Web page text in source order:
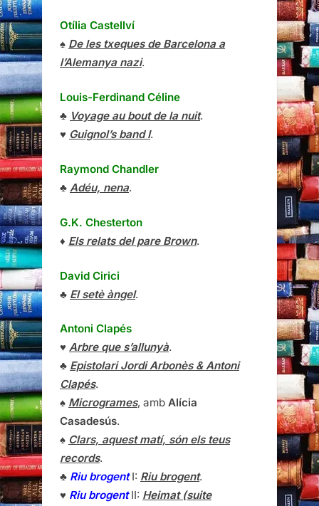
Otília Castellví
♠ De les txeques de Barcelona a
l’Alemanya nazi.
Louis-Ferdinand Céline
♣ Voyage au bout de la nuit.
♥ Guignol’s band I.
Raymond Chandler
♣ Adéu, nena.
G.K. Chesterton
♦ Els relats del pare Brown.
David Cirici
♣ El setè àngel.
Antoni Clapés
♥ Arbre que s’allunyà.
♣ Epistolari Jordi Arbonès & Antoni
Clapés.
♠ Microgrames, amb Alícia
Casadesús.
♠ Clars, aquest matí, són els teus
records.
♣ Riu brogentI: Riu brogent.
♥ Riu brogentII: Heimat (suite